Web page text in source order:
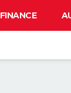
FINANCE